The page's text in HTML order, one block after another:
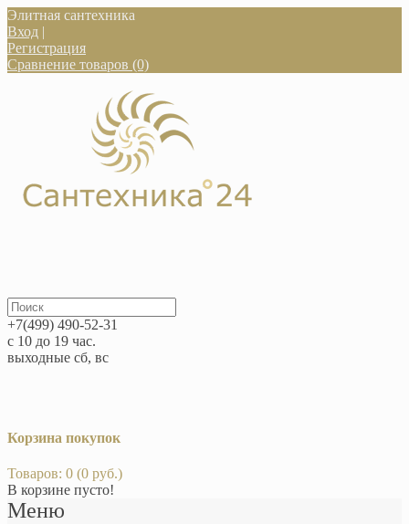
Элитная сантехника
Вход |
Регистрация
Сравнение товаров (0)
+7(499) 490-52-31
с 10 до 19 час.
выходные сб, вс
Корзина покупок
Товаров: 0 (0 руб.)
В корзине пусто!
Меню